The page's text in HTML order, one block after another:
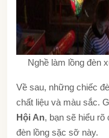
Nghề làm lồng đèn
Về sau, những chiếc
chất liệu và màu sắc.
Hội An, bạn sẽ hiểu
đèn lồng sặc sỡ này.